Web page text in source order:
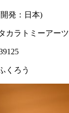
発：日本)
ラトミーアーツ
くろう